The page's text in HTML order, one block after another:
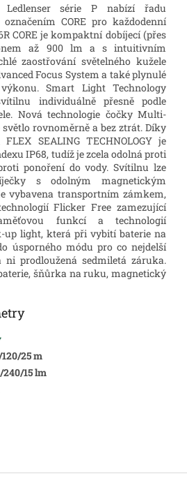
série P nabízí řadu
CORE pro každodenní
CORE je kompaktní dobíjecí (přes
až 900 lm a s intuitivním
zaostřování světelného kužele
Focus System a také plynulé
výkonu.Smart Light Technology
individuálně přesně podle
Nová technologie čočky Multi-
rovnoměrně a bez ztrát. Díky
SEALING TECHNOLOGY je
IP68, tudíž je zcela odolná proti
ponoření do vody.Svítilnu lze
s odolným magnetickým
vybavena transportním zámkem,
Flicker Free zamezující
funkcí a technologií
up light, která při vybití baterie na
úsporného módu pro co nejdelší
ni prodloužená sedmiletá záruka.
šňůrka na ruku, magnetický
25 m
15 lm